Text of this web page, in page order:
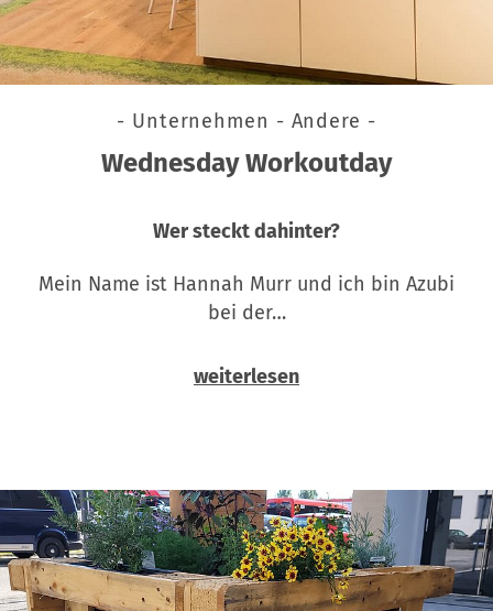
- Unternehmen - Andere -
Wednesday Workoutday
Wer steckt dahinter?
Mein Name ist Hannah Murr und ich bin Azubi
bei der…
weiterlesen